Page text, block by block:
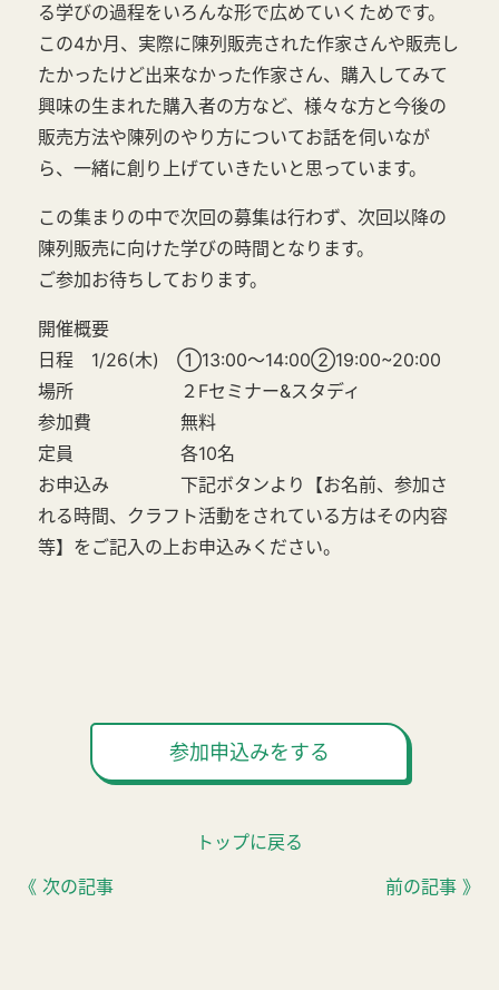
る学びの過程をいろんな形で広めていくためです。
この4か月、実際に陳列販売された作家さんや販売し
たかったけど出来なかった作家さん、購入してみて
興味の生まれた購入者の方など、様々な方と今後の
販売方法や陳列のやり方についてお話を伺いなが
ら、一緒に創り上げていきたいと思っています。
この集まりの中で次回の募集は行わず、次回以降の
陳列販売に向けた学びの時間となります。
ご参加お待ちしております。
開催概要
日程 1/26(木) ①13:00～14:00②19:00~20:00
場所 ２Fセミナー&スタディ
参加費 無料
定員 各10名
お申込み 下記ボタンより【お名前、参加さ
れる時間、クラフト活動をされている方はその内容
等】をご記入の上お申込みください。
参加申込みをする
《 次の記事
トップに戻る
前の記事 》